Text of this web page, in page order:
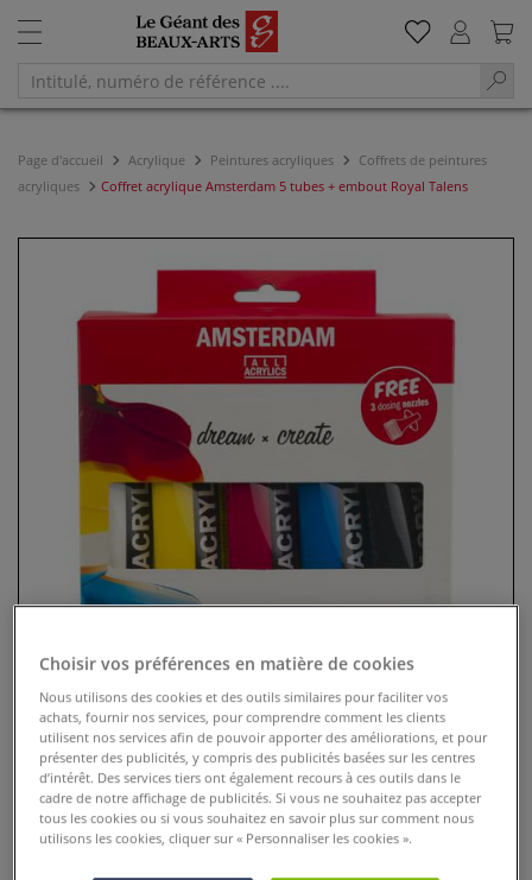
Page d'accueil Acrylique Peintures acryliques
Coffrets de peintures
acryliques
Coffret acrylique Amsterdam 5 tubes + embout Royal Talens
Coffret acrylique Amsterdam 5
tubes + embout Royal Talens
Choisir vos préférences en matière de cookies
Nous utilisons des cookies et des outils similaires pour faciliter vos
achats, fournir nos services, pour comprendre comment les clients
utilisent nos services afin de pouvoir apporter des améliorations, et pour
présenter des publicités, y compris des publicités basées sur les centres
d’intérêt. Des services tiers ont également recours à ces outils dans le
cadre de notre affichage de publicités. Si vous ne souhaitez pas accepter
tous les cookies ou si vous souhaitez en savoir plus sur comment nous
utilisons les cookies, cliquer sur « Personnaliser les cookies ».